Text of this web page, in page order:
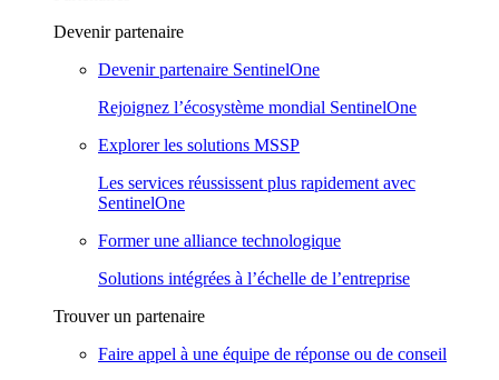
Devenir partenaire
Devenir partenaire SentinelOne
Rejoignez l’écosystème mondial SentinelOne
Explorer les solutions MSSP
Les services réussissent plus rapidement avec
SentinelOne
Former une alliance technologique
Solutions intégrées à l’échelle de l’entreprise
Trouver un partenaire
Faire appel à une équipe de réponse ou de conseil